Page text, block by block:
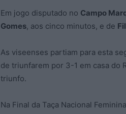
Em jogo disputado no Campo
Gomes, aos cinco minutos, e de
As viseenses partiam para esta
de triunfarem por 3-1 em casa do
triunfo.
Na Final da Taça Nacional